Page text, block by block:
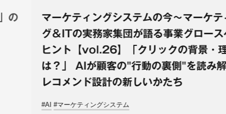
マーケティングシステムの今～マーケティン
グ＆ITの実務家集団が語る事業グロースへの
ヒント【vol.26】「クリックの背景・理由
は？」 AIが顧客の"行動の裏側"を読み解く、
レコメンド設計の新しいかたち
#マーケティングシステム